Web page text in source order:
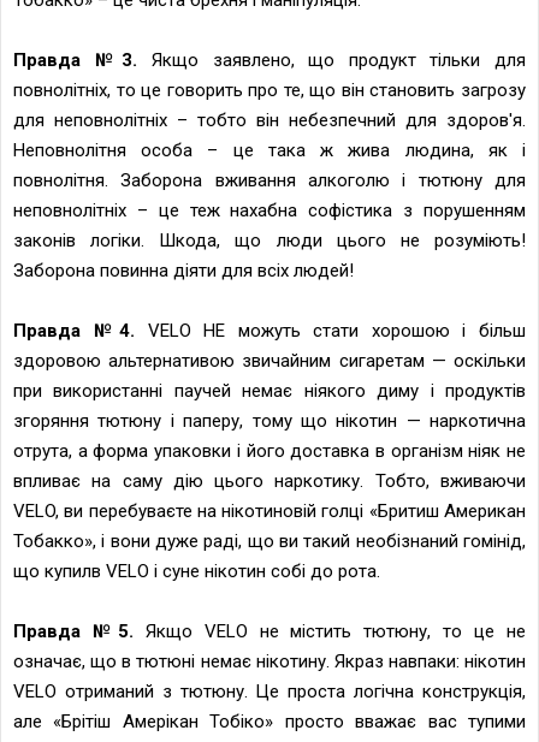
Правда №3. Якщо заявлено, що продукт тільки для
повнолітніх, то це говорить про те, що він становить загрозу
для неповнолітніх – тобто він небезпечний для здоров'я.
Неповнолітня особа – це така ж жива людина, як і
повнолітня. Заборона вживання алкоголю і тютюну для
неповнолітніх – це теж нахабна софістика з порушенням
законів логіки. Шкода, що люди цього не розуміють!
Заборона повинна діяти для всіх людей!
Правда №4. VELO НЕ можуть стати хорошою і більш
здоровою альтернативою звичайним сигаретам — оскільки
при використанні паучей немає ніякого диму і продуктів
згоряння тютюну і паперу, тому що нікотин — наркотична
отрута, а форма упаковки і його доставка в організм ніяк не
впливає на саму дію цього наркотику. Тобто, вживаючи
VELO, ви перебуваєте на нікотиновій голці «Бритиш Американ
Тобакко», і вони дуже раді, що ви такий необізнаний гомінід,
що купилв VELO і суне нікотин собі до рота.
Правда №5. Якщо VELO не містить тютюну, то це не
означає, що в тютюні немає нікотину. Якраз навпаки: нікотин
VELO отриманий з тютюну. Це проста логічна конструкція,
але «Брітіш Амерікан Тобіко» просто вважає вас тупими